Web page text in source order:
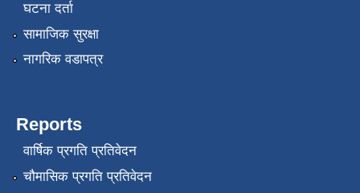
घटना दर्ता
सामाजिक सुरक्षा
नागरिक वडापत्र
Reports
वार्षिक प्रगति प्रतिवेदन
चौमासिक प्रगति प्रतिवेदन